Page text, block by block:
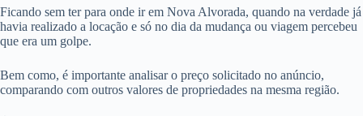
Ficando sem ter para onde ir em Nova Alvorada, quando na verdade já
havia realizado a locação e só no dia da mudança ou viagem percebeu
que era um golpe.
Bem como, é importante analisar o preço solicitado no anúncio,
comparando com outros valores de propriedades na mesma região.